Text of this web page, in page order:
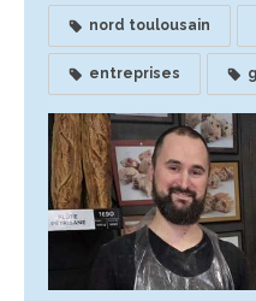
nord toulousain
entreprises